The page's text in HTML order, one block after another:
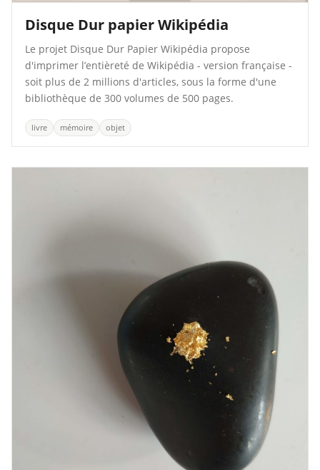
Disque Dur papier Wikipédia
Le projet Disque Dur Papier Wikipédia propose
d'imprimer l’entièreté de Wikipédia - version française -
soit plus de 2 millions d'articles, sous la forme d'une
bibliothèque de 300 volumes de 500 pages.
livre mémoire objet